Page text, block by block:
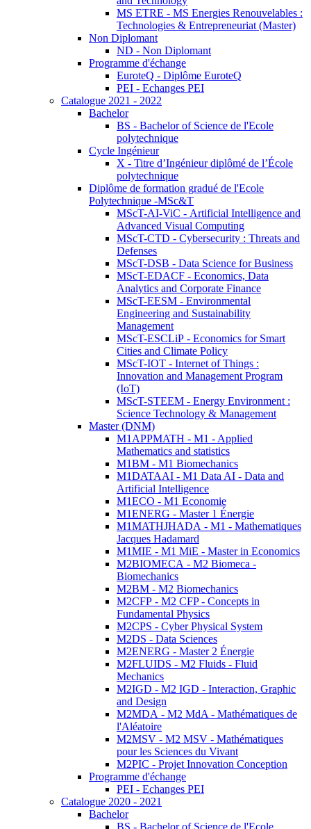
MS ETRE - MS Energies Renouvelables :
Technologies & Entrepreneuriat (Master)
Non Diplomant
ND - Non Diplomant
Programme d'échange
EuroteQ - Diplôme EuroteQ
PEI - Echanges PEI
Catalogue 2021 - 2022
Bachelor
BS - Bachelor of Science de l'Ecole
polytechnique
Cycle Ingénieur
X - Titre d’Ingénieur diplômé de l’École
polytechnique
Diplôme de formation gradué de l'Ecole
Polytechnique -MSc&T
MScT-AI-ViC - Artificial Intelligence and
Advanced Visual Computing
MScT-CTD - Cybersecurity : Threats and
Defenses
MScT-DSB - Data Science for Business
MScT-EDACF - Economics, Data
Analytics and Corporate Finance
MScT-EESM - Environmental
Engineering and Sustainability
Management
MScT-ESCLiP - Economics for Smart
Cities and Climate Policy
MScT-IOT - Internet of Things :
Innovation and Management Program
(IoT)
MScT-STEEM - Energy Environment :
Science Technology & Management
Master (DNM)
M1APPMATH - M1 - Applied
Mathematics and statistics
M1BM - M1 Biomechanics
M1DATAAI - M1 Data AI - Data and
Artificial Intelligence
M1ECO - M1 Economie
M1ENERG - Master 1 Énergie
M1MATHJHADA - M1 - Mathematiques
Jacques Hadamard
M1MIE - M1 MiE - Master in Economics
M2BIOMECA - M2 Biomeca -
Biomechanics
M2BM - M2 Biomechanics
M2CFP - M2 CFP - Concepts in
Fundamental Physics
M2CPS - Cyber Physical System
M2DS - Data Sciences
M2ENERG - Master 2 Énergie
M2FLUIDS - M2 Fluids - Fluid
Mechanics
M2IGD - M2 IGD - Interaction, Graphic
and Design
M2MDA - M2 MdA - Mathématiques de
l'Aléatoire
M2MSV - M2 MSV - Mathématiques
pour les Sciences du Vivant
M2PIC - Projet Innovation Conception
Programme d'échange
PEI - Echanges PEI
Catalogue 2020 - 2021
Bachelor
BS - Bachelor of Science de l'Ecole